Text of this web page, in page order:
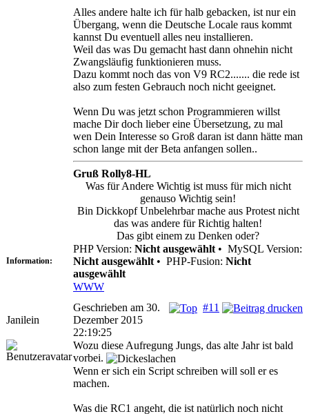
Alles andere halte ich für halb gebacken, ist nur ein
Übergang, wenn die Deutsche Locale raus kommt
kannst Du eventuell alles neu installieren.
Weil das was Du gemacht hast dann ohnehin nicht
Zwangsläufig funktionieren muss.
Dazu kommt noch das von V9 RC2....... die rede ist
also zum festen Gebrauch noch nicht geeignet.
Wenn Du was jetzt schon Programmieren willst
mache Dir doch lieber eine Übersetzung, zu mal
wen Dein Interesse so Groß daran ist dann hätte man
schon lange mit der Beta anfangen sollen..
Gruß Rolly8-HL
Was für Andere Wichtig ist muss für mich nicht
genauso Wichtig sein!
Bin Dickkopf Unbelehrbar mache aus Protest nicht
das was andere für Richtig halten!
Das gibt einem zu Denken oder?
Information:
PHP Version: Nicht ausgewählt • MySQL Version:
Nicht ausgewählt • PHP-Fusion: Nicht
ausgewählt
WWW
Janilein
#11
Geschrieben am 30.
Dezember 2015
22:19:25
Wozu diese Aufregung Jungs, das alte Jahr ist bald
vorbei.
Wenn er sich ein Script schreiben will soll er es
machen.
Was die RC1 angeht, die ist natürlich noch nicht